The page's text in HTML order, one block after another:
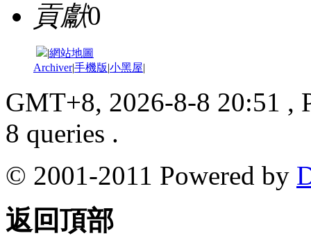
貢獻0
|網站地圖
Archiver|手機版|小黑屋|
GMT+8, 2026-8-8 20:51 ,
8 queries .
© 2001-2011 Powered by
返回頂部